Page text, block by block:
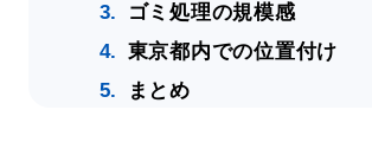
ゴミ処理の規模感
東京都内での位置付け
まとめ